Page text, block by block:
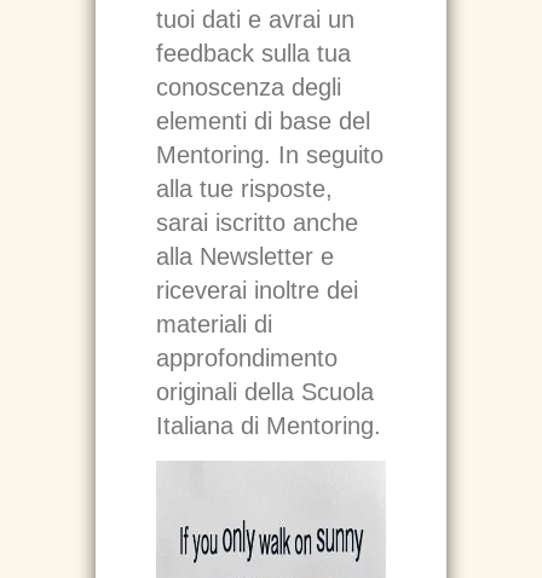
tuoi dati e avrai un
feedback sulla tua
conoscenza degli
elementi di base del
Mentoring. In seguito
alla tue risposte,
sarai iscritto anche
alla Newsletter e
riceverai inoltre dei
materiali di
approfondimento
originali della Scuola
Italiana di Mentoring.